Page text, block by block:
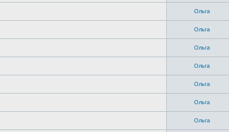
Ольга
Ольга
Ольга
Ольга
Ольга
Ольга
Ольга